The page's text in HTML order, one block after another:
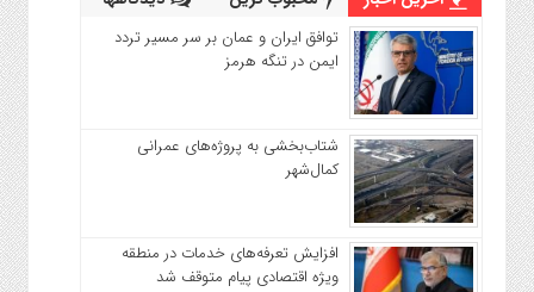
توافق ایران و عمان بر سر مسیر تردد
ایمن در تنگه هرمز
شتاب‌بخشی به پروژه‌های عمرانی
کمال‌شهر
افزایش تعرفه‌های خدمات در منطقه
ویژه اقتصادی پیام متوقف شد